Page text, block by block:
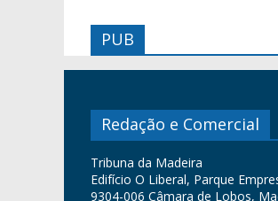
PUB
Redação e Comercial
Tribuna da Madeira
Edifício O Liberal, Parque
9304-006 Câmara de Lobos,